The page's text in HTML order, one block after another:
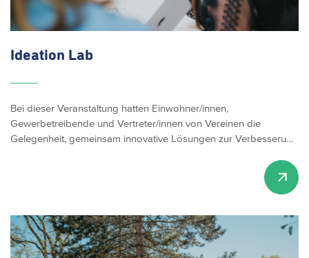
Ideation Lab
Bei dieser Veranstaltung hatten Einwohner/innen,
Gewerbetreibende und Vertreter/innen von Vereinen die
Gelegenheit, gemeinsam innovative Lösungen zur Verbesseru…